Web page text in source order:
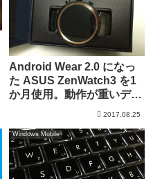
Android Wear 2.0 になっ
た ASUS ZenWatch3 を1
か月使用。動作が重いデ
2017.08.25
Windows Mobile